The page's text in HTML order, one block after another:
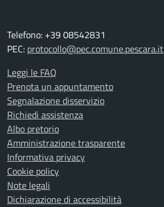
Telefono: +39 08542831
PEC: protocollo@pec.comune.pescara.it
Leggi le FAQ
Prenota un appuntamento
Segnalazione disservizio
Richiedi assistenza
Albo pretorio
Amministrazione trasparente
Informativa privacy
Cookie policy
Note legali
Dichiarazione di accessibilità